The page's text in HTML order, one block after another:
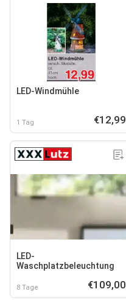
LED-Windmühle
1 Tag €12,99
LED-
Waschplatzbeleuchtung
8 Tage €109,00